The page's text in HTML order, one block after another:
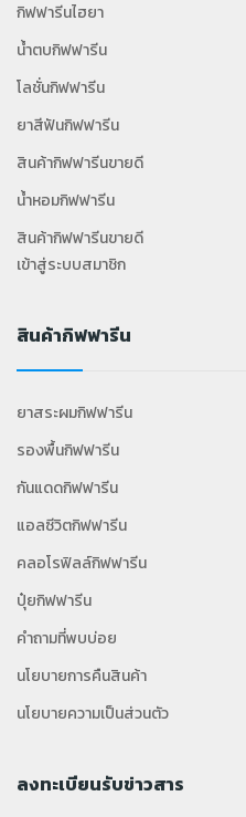
กิฟฟารีนไฮยา
น้ำตบกิฟฟารีน
โลชั่นกิฟฟารีน
ยาสีฟันกิฟฟารีน
สินค้ากิฟฟารีนขายดี
น้ำหอมกิฟฟารีน
สินค้ากิฟฟารีนขายดี
เข้าสู่ระบบสมาชิก
สินค้ากิฟฟารีน
ยาสระผมกิฟฟารีน
รองพื้นกิฟฟารีน
กันแดดกิฟฟารีน
แอลซีวิตกิฟฟารีน
คลอโรฟิลล์กิฟฟารีน
ปุ๋ยกิฟฟารีน
คำถามที่พบบ่อย
นโยบายการคืนสินค้า
นโยบายความเป็นส่วนตัว
ลงทะเบียนรับข่าวสาร